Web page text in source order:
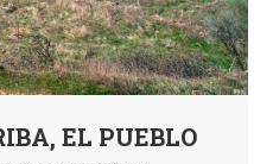
EL PUEBLO